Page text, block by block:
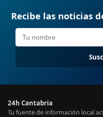
Recibe las noticias
24h Cantabria
Tu fuente de información local